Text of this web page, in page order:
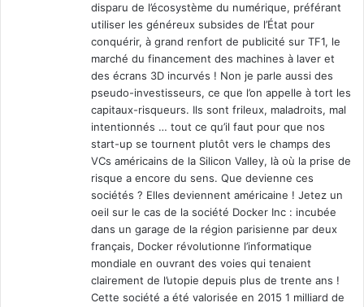
disparu de l’écosystème du numérique, préférant
utiliser les généreux subsides de l’État pour
conquérir, à grand renfort de publicité sur TF1, le
marché du financement des machines à laver et
des écrans 3D incurvés ! Non je parle aussi des
pseudo-investisseurs, ce que l’on appelle à tort les
capitaux-risqueurs. Ils sont frileux, maladroits, mal
intentionnés … tout ce qu’il faut pour que nos
start-up se tournent plutôt vers le champs des
VCs américains de la Silicon Valley, là où la prise de
risque a encore du sens. Que devienne ces
sociétés ? Elles deviennent américaine ! Jetez un
oeil sur le cas de la société Docker Inc : incubée
dans un garage de la région parisienne par deux
français, Docker révolutionne l’informatique
mondiale en ouvrant des voies qui tenaient
clairement de l’utopie depuis plus de trente ans !
Cette société a été valorisée en 2015 1 milliard de